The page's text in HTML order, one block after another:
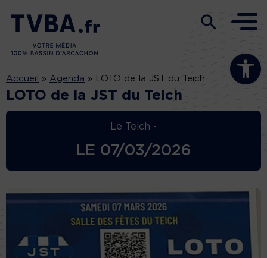
Ouvrir la
Accueil » Agenda » LOTO de la JST du Teich
LOTO de la JST du Teich
Le Teich -
LE 07/03/2026